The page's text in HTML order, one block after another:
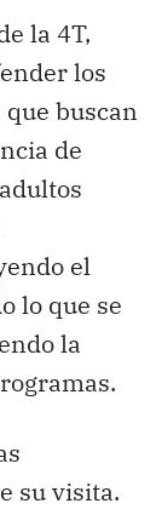
la 4T,
los
buscan
de
el
lo que se
la
su visita.